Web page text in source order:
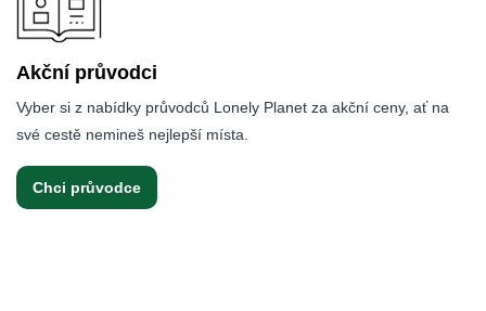
Akční průvodci
Vyber si z nabídky průvodců Lonely Planet za akční ceny, ať na
své cestě nemineš nejlepší místa.
Chci průvodce